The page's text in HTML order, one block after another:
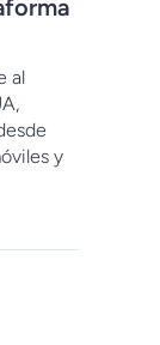
al
y